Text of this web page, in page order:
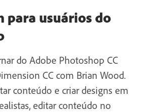
para usuários do
do Adobe Photoshop CC
CC com Brian Wood.
conteúdo e criar designs em
editar conteúdo no